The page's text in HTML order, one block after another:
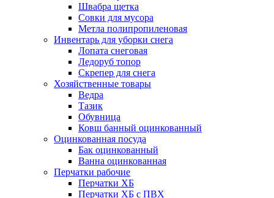
Швабра щетка
Совки для мусора
Метла полипропиленовая
Инвентарь для уборки снега
Лопата снеговая
Ледоруб топор
Скрепер для снега
Хозяйственные товары
Ведра
Тазик
Обувница
Ковш банный оцинкованный
Оцинкованная посуда
Бак оцинкованный
Ванна оцинкованная
Перчатки рабочие
Перчатки ХБ
Перчатки ХБ с ПВХ